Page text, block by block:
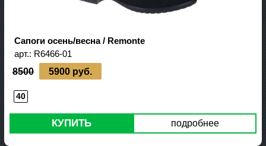
Сапоги осень/весна / Remonte
арт.: R6466-01
8500 5900 руб.
40
подробнее
КУПИТЬ